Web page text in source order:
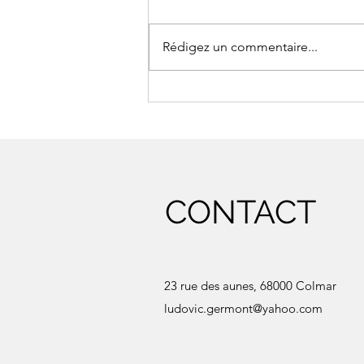
Repos !
Rédigez un commentaire...
CONTACT
23 rue des aunes, 68000 Colmar
ludovic.germont@yahoo.com